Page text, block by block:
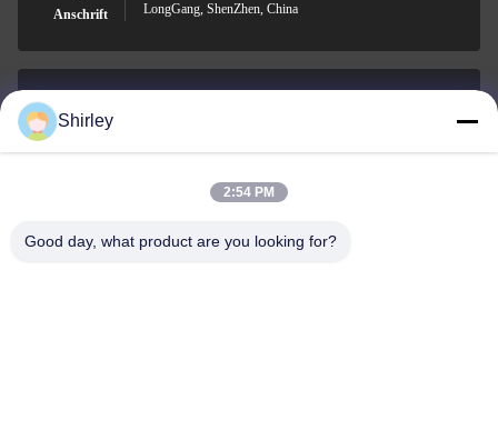
Anschrift
LongGang, ShenZhen, China
E-Mail-Adresse
0086-18148506772
Shirley
2:54 PM
Good day, what product are you looking for?